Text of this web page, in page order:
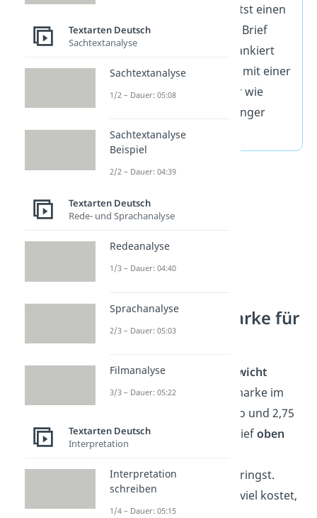
Briefmarke und erhältst einen
Code , den du auf den Brief
schreibst. Die Post frankiert
bei Versand den Brief mit einer
Briefmarke, sodass er wie
gewohnt beim Empfänger
ankommt.
Welche Briefmarke für
welchen Brief?
Je nachFormat
Gewicht
brauchst du eine Briefmarke im
Wert zwischen 0,85 Euro und 2,75
Euro, die du auf dem Briefoben
Empfängeradresse anbringst.
Welche Briefmarke wie viel kostet,
Textarten Deutsch
Sachtextanalyse
Sachtextanalyse
1/2 – Dauer: 05:08
Sachtextanalyse
Beispiel
2/2 – Dauer: 04:39
Textarten Deutsch
Rede- und Sprachanalyse
Redeanalyse
1/3 – Dauer: 04:40
Sprachanalyse
2/3 – Dauer: 05:03
Filmanalyse
3/3 – Dauer: 05:22
Textarten Deutsch
Interpretation
Interpretation
schreiben
1/4 – Dauer: 05:15